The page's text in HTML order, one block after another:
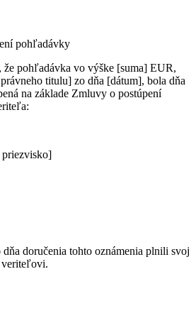
pohľadávky
že pohľadávka vo výške [suma] EUR,
titulu] zo dňa [dátum], bola dňa
na základe Zmluvy o postúpení
priezvisko]
dňa doručenia tohto oznámenia plnili svoj
veriteľovi.